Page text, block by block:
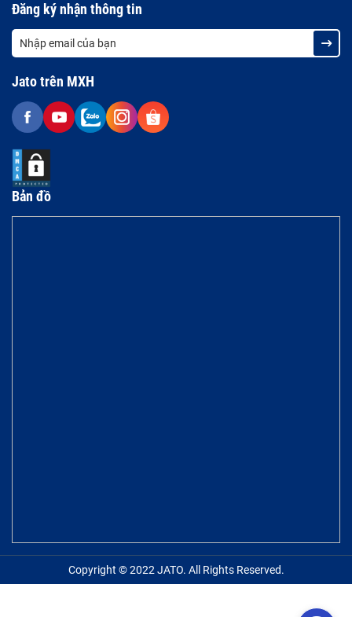
Đăng ký nhận thông tin
Jato trên MXH
Bản đồ
Copyright © 2022 JATO. All Rights Reserved.